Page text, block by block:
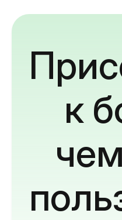
к